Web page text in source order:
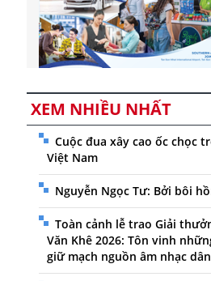
XEM NHIỀU NHẤT
Cuộc đua xây cao ốc chọc
Việt Nam
Nguyễn Ngọc Tư: Bởi bôi
Toàn cảnh lễ trao Giải
Văn Khê 2026: Tôn vinh
giữ mạch nguồn âm nhạc